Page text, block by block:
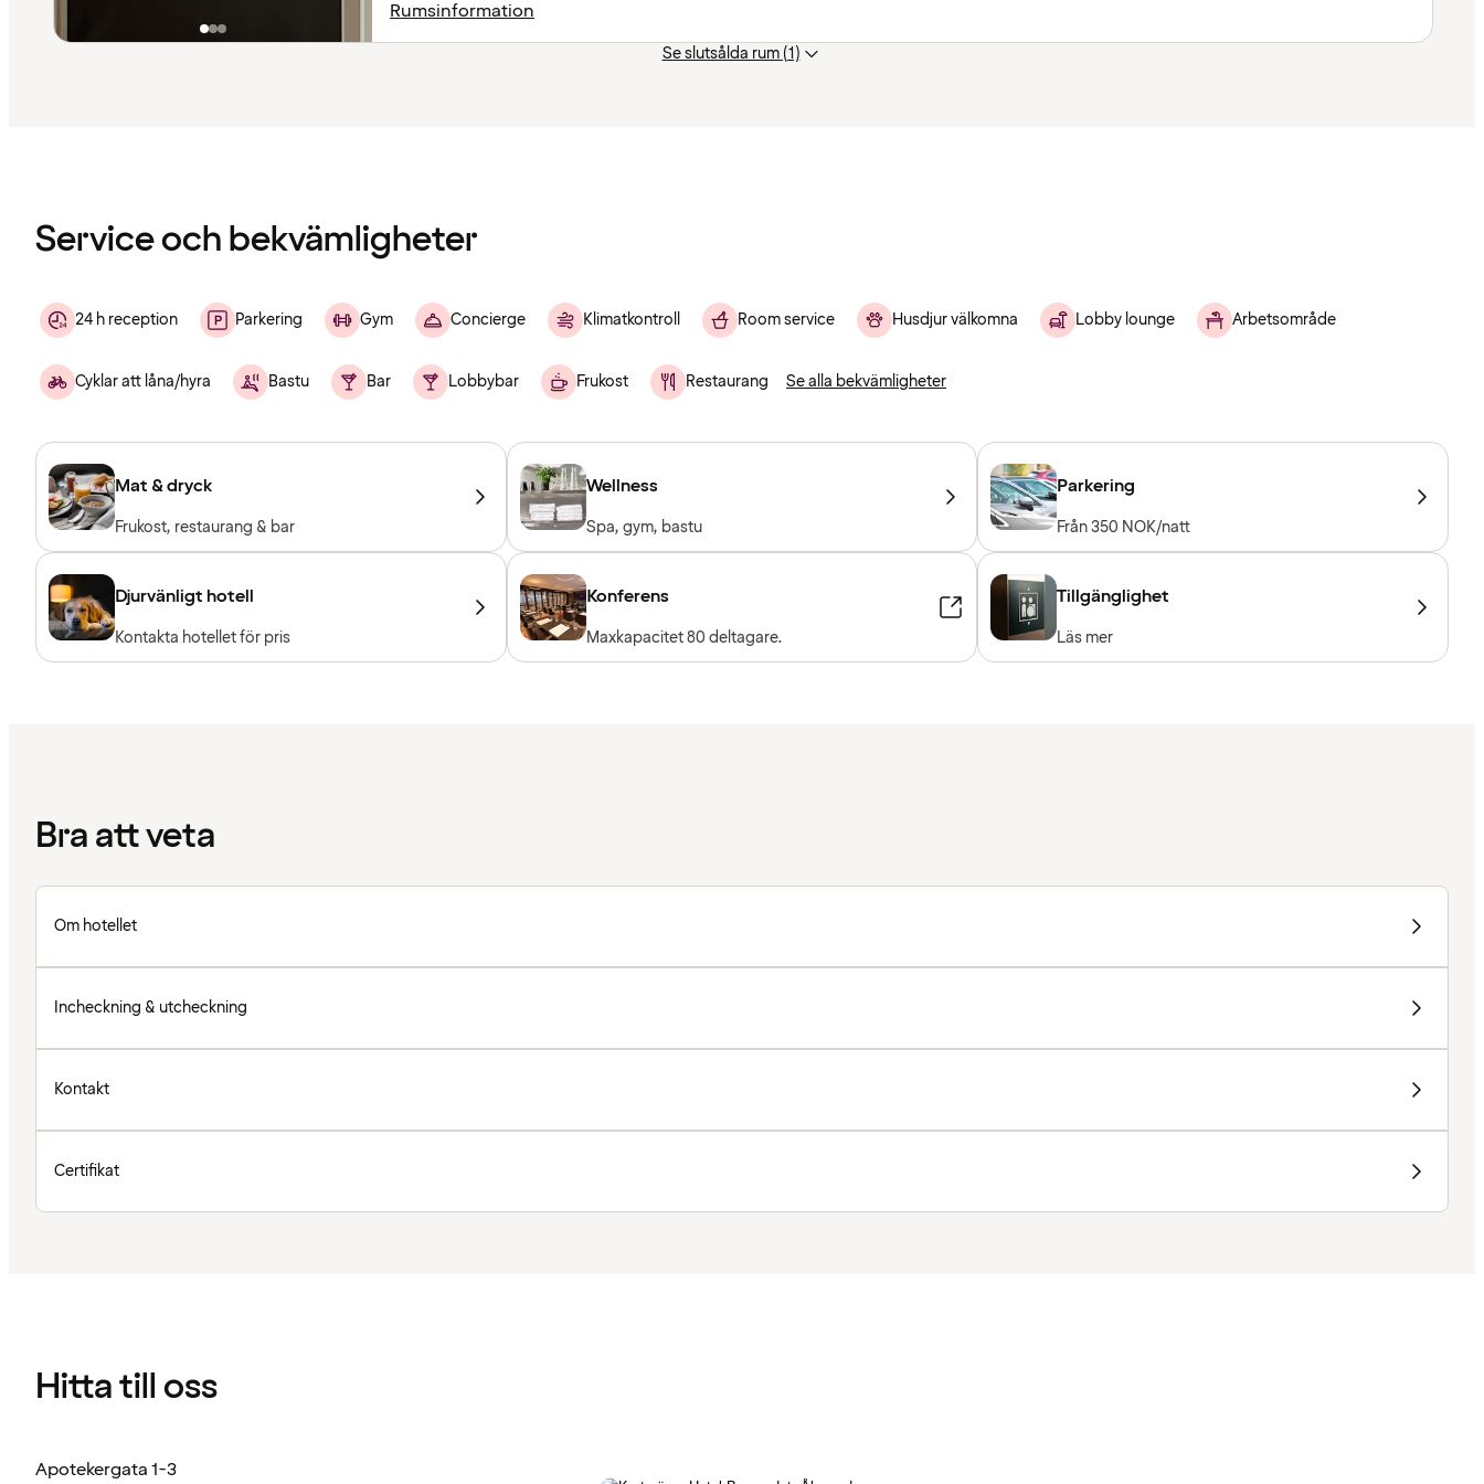
Rumsinformation
Se slutsålda rum (1)
Service och bekvämligheter
24 h reception Parkering Gym Concierge Klimatkontroll Room service Husdjur välkomna Lobby lounge Arbetsområde
Cyklar att låna/hyra Bastu Bar Lobbybar Frukost Restaurang Se alla bekvämligheter
Mat & dryck
Frukost, restaurang & bar
Wellness
Spa, gym, bastu
Parkering
Från 350 NOK/natt
Djurvänligt hotell
Kontakta hotellet för pris
Konferens
Maxkapacitet 80 deltagare.
Tillgänglighet
Läs mer
Bra att veta
Om hotellet
Incheckning & utcheckning
Kontakt
Certifikat
Hitta till oss
Apotekergata 1-3